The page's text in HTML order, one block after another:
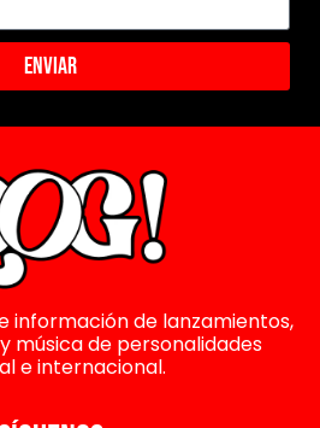
Enviar
información de lanzamientos,
música de personalidades
e internacional.